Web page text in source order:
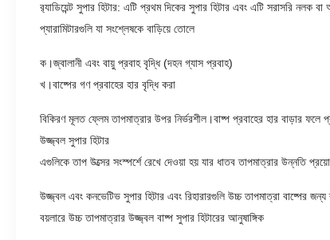
র‌্যাডিয়েন্ট সুপার হিটার: এটি প্রথম দিকের সুপার হিটার এবং এটি সরাসরি নলক
প্যারামিটারগুলি যা সংশ্লেষকে বাড়িয়ে তোলে
ক।জ্বালানী এবং বায়ু প্রবাহ বৃদ্ধি (দহন গ্যাস প্রবাহ)
খ।বাষ্পের গণ প্রবাহের হার বৃদ্ধি করা
বিকিরণ মূলত ফ্লেম তাপমাত্রার উপর নির্ভরশীল।বাষ্প প্রবাহের হার বাড়ার ফলে
উজ্জ্বল সুপার হিটার
এগুলিকে তাপ উত্সের সংস্পর্শে রেখে দেওয়া হয় যার ধাতব তাপমাত্রার উন্নতি
উজ্জ্বল এবং কনভেটিভ সুপার হিটার এবং রিহারারগুলি উচ্চ তাপমাত্রা বাষ্পের
বয়লারে উচ্চ তাপমাত্রার উজ্জ্বল বাষ্প সুপার হিটারের আনুষাঙ্গিক